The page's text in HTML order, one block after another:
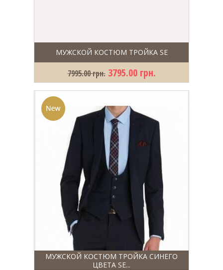
МУЖСКОЙ КОСТЮМ ТРОЙКА SE
7995.00 грн. 3795.00 грн.
МУЖСКОЙ КОСТЮМ ТРОЙКА СИНЕГО
ЦВЕТА SE...